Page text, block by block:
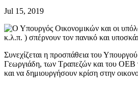
Jul 15, 2019
Συνεχίζεται η προσπάθεια του
Γεωργιάδη, των Τραπεζών και του ΟΕΒ
και να δημιουργήσουν κρίση στην